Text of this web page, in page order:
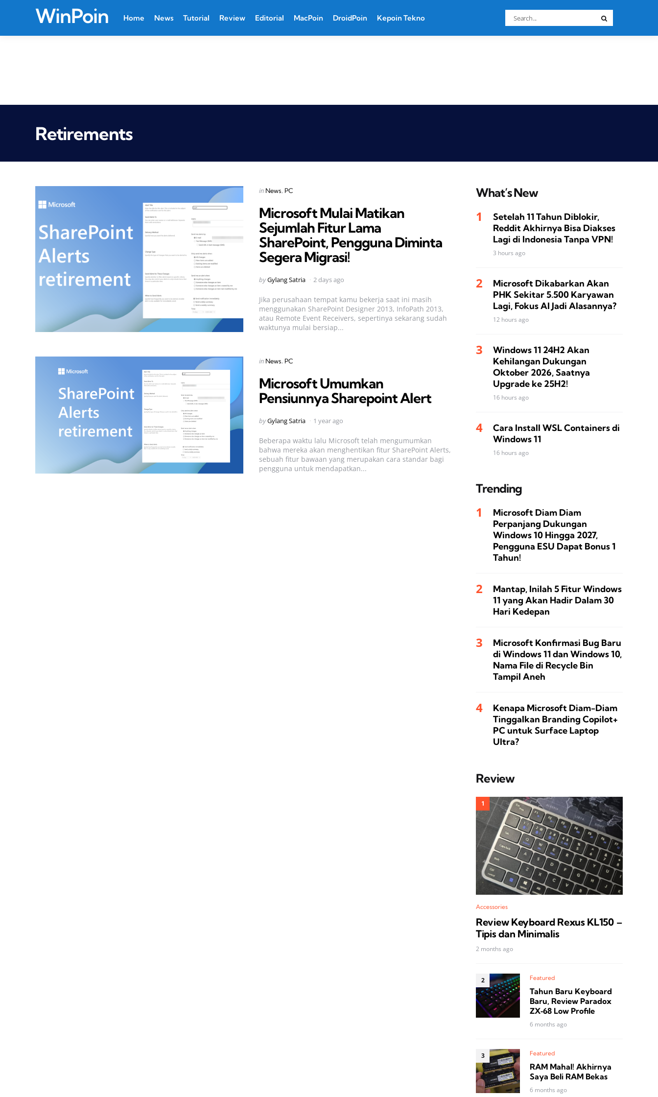
WinPoin Home News Tutorial Review Editorial MacPoin DroidPoin Kepoin Tekno
Search
for:
Retirements
Categories
Posted
in News PC
Microsoft Mulai Matikan
Sejumlah Fitur Lama
SharePoint, Pengguna Diminta
Segera Migrasi!
Posted
byGylang Satria 2 days ago
Jika perusahaan tempat kamu bekerja saat ini masih
menggunakan SharePoint Designer 2013, InfoPath 2013,
atau Remote Event Receivers, sepertinya sekarang sudah
waktunya mulai bersiap...
Categories
Posted
in News PC
Microsoft Umumkan
Pensiunnya Sharepoint Alert
Posted
byGylang Satria 1 year ago
Beberapa waktu lalu Microsoft telah mengumumkan
bahwa mereka akan menghentikan fitur SharePoint Alerts,
sebuah fitur bawaan yang merupakan cara standar bagi
pengguna untuk mendapatkan...
What’s New
Setelah 11 Tahun Diblokir,
Reddit Akhirnya Bisa Diakses
Lagi di Indonesia Tanpa VPN!
3 hours ago
Microsoft Dikabarkan Akan
PHK Sekitar 5.500 Karyawan
Lagi, Fokus AI Jadi Alasannya?
12 hours ago
Windows 11 24H2 Akan
Kehilangan Dukungan
Oktober 2026, Saatnya
Upgrade ke 25H2!
16 hours ago
Cara Install WSL Containers di
Windows 11
16 hours ago
Trending
Microsoft Diam Diam
Perpanjang Dukungan
Windows 10 Hingga 2027,
Pengguna ESU Dapat Bonus 1
Tahun!
Mantap, Inilah 5 Fitur Windows
11 yang Akan Hadir Dalam 30
Hari Kedepan
Microsoft Konfirmasi Bug Baru
di Windows 11 dan Windows 10,
Nama File di Recycle Bin
Tampil Aneh
Kenapa Microsoft Diam-Diam
Tinggalkan Branding Copilot+
PC untuk Surface Laptop
Ultra?
Review
Accessories
Review Keyboard Rexus KL150 –
Tipis dan Minimalis
2 months ago
Featured
Tahun Baru Keyboard
Baru, Review Paradox
ZX‑68 Low Profile
6 months ago
Featured
RAM Mahal! Akhirnya
Saya Beli RAM Bekas
6 months ago